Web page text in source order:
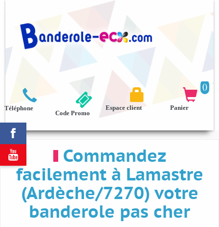



Téléphone
0

Panier

Espace client
Code Promo
Commandez
facilement à Lamastre
(Ardèche/7270) votre
banderole pas cher